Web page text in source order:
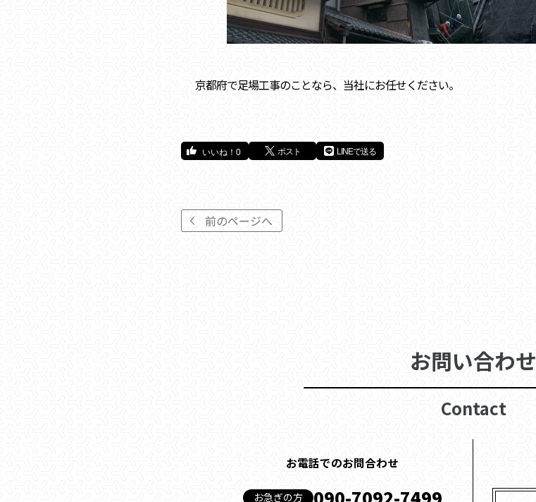
京都府で足場工事のことなら、当社にお任せください。
0 ポスト LINEで送る
前のページへ
お問い合わせ
Contact
お電話でのお問合わせ
お急ぎの方 090-7092-7499